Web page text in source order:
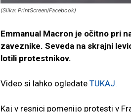
(Slika: PrintScreen/Facebook)
Emmanual Macron je očitno pri
zaveznike. Seveda na skrajni
lotili protestnikov.
Video si lahko ogledate TUKAJ.
Kaj v resnici pomenijo protesti v